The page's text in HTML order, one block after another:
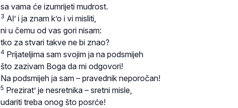
sa vama će izumrijeti mudrost.
3 Al’ i ja znam k’o i vi misliti,
ni u čemu od vas gori nisam:
tko za stvari takve ne bi znao?
4 Prijateljima sam svojim ja na podsmijeh
što zazivam Boga da mi odgovori!
Na podsmijeh ja sam – pravednik neporočan!
5 Prezirat’ je nesretnika – sretni misle,
udariti treba onog što posrće!